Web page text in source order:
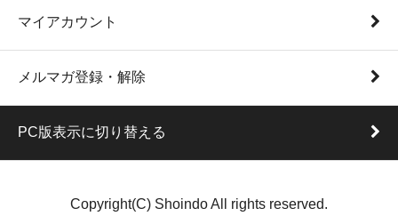
マイアカウント
メルマガ登録・解除
PC版表示に切り替える
Copyright(C) Shoindo All rights reserved.